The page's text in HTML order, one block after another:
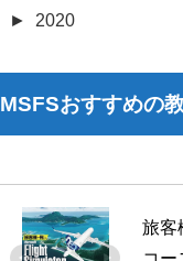
► 2020
MSFSおすすめの
旅客